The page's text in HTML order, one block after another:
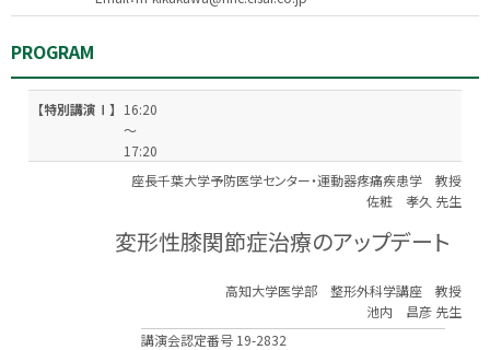
PROGRAM
【特別講演Ⅰ】 16:20
～
17:20
座長千葉大学予防医学センター・運動器疼痛疾患学 教授
佐粧 孝久 先生
変形性膝関節症治療のアップデート
高知大学医学部 整形外科学講座 教授
池内 昌彦 先生
講演会認定番号 19-2832